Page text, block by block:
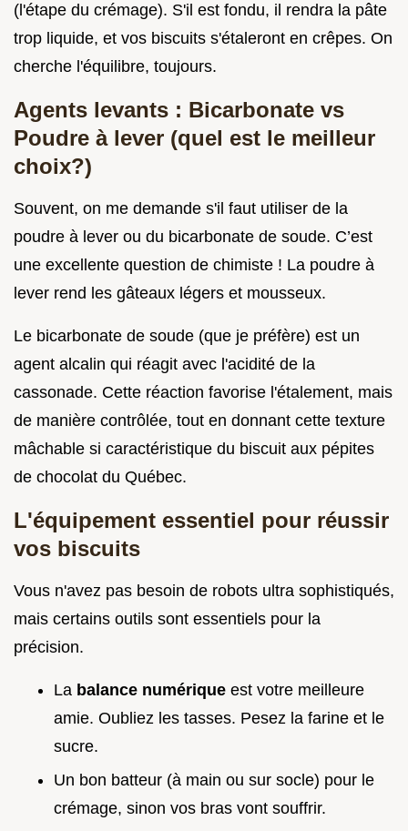
(l'étape du crémage). S'il est fondu, il rendra la pâte
trop liquide, et vos biscuits s'étaleront en crêpes. On
cherche l'équilibre, toujours.
Agents levants : Bicarbonate vs
Poudre à lever (quel est le meilleur
choix?)
Souvent, on me demande s'il faut utiliser de la
poudre à lever ou du bicarbonate de soude. C’est
une excellente question de chimiste ! La poudre à
lever rend les gâteaux légers et mousseux.
Le bicarbonate de soude (que je préfère) est un
agent alcalin qui réagit avec l'acidité de la
cassonade. Cette réaction favorise l'étalement, mais
de manière contrôlée, tout en donnant cette texture
mâchable si caractéristique du biscuit aux pépites
de chocolat du Québec.
L'équipement essentiel pour réussir
vos biscuits
Vous n'avez pas besoin de robots ultra sophistiqués,
mais certains outils sont essentiels pour la
précision.
La balance numérique est votre meilleure
amie. Oubliez les tasses. Pesez la farine et le
sucre.
Un bon batteur (à main ou sur socle) pour le
crémage, sinon vos bras vont souffrir.